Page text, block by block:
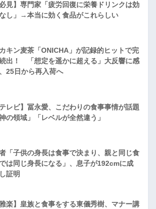
必見】専門家「疲労回復に栄養ドリンクは効
し」→本当に効く食品がこれらしい
キン麦茶「ONICHA」が記録的ヒットで完
出！ 「想定を遥かに超える」大反響に感
25日から再入荷へ
テレビ】冨永愛、こだわりの食事事情が話題
神の領域」「レベルが全然違う」
「子供の身長は食事で決まり、親と同じ食
は同じ身長になる」、息子が192cmに成
証明
雅楽】皇族と食事をする東儀秀樹、マナー講